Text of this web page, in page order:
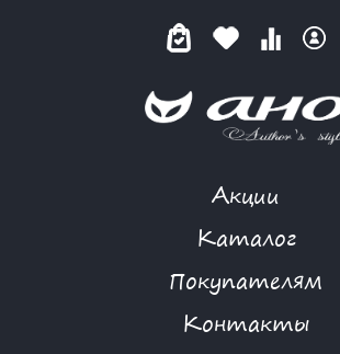
Акции
Каталог
Покупателям
Контакты
ЧЕРНО-БЕЛЫЙ